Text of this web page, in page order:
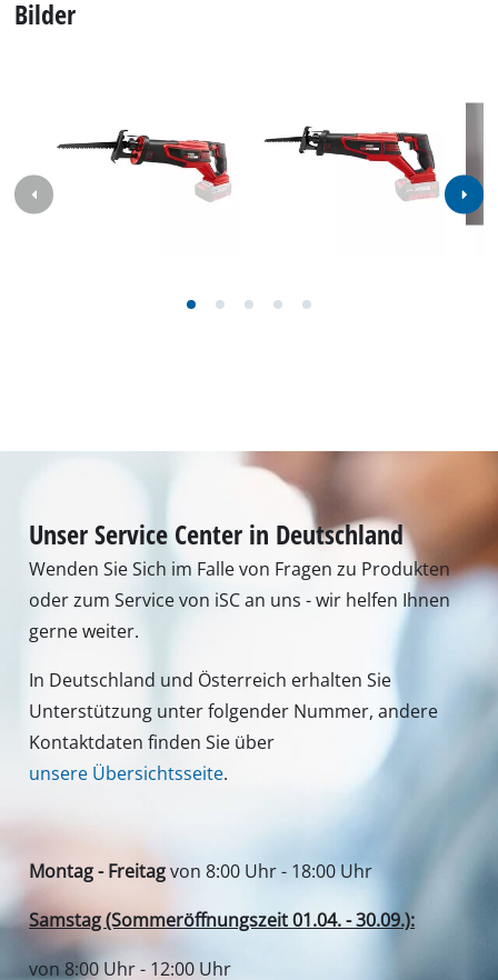
Bilder
Unser Service Center in Deutschland
Wenden Sie Sich im Falle von Fragen zu Produkten
oder zum Service von iSC an uns - wir helfen Ihnen
gerne weiter.
In Deutschland und Österreich erhalten Sie
Unterstützung unter folgender Nummer, andere
Kontaktdaten finden Sie über
unsere Übersichtsseite.
Montag - Freitagvon 8:00 Uhr - 18:00 Uhr
Samstag (Sommeröffnungszeit 01.04. - 30.09.):
von 8:00 Uhr - 12:00 Uhr